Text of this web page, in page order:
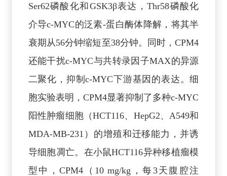
Ser62磷酸化和GSK3β表达，Thr58磷酸化
介导c-MYC的泛素-蛋白酶体降解，将其半
衰期从56分钟缩短至38分钟。同时，CPM4
还能干扰c-MYC与共转录因子MAX的异源
二聚化，抑制c-MYC下游基因的表达。细
胞实验表明，CPM4显著抑制了多种c-MYC
阳性肿瘤细胞（HCT116、HepG2、A549和
MDA-MB-231）的增殖和迁移能力，并诱
导细胞凋亡。在小鼠HCT116异种移植瘤模
型中，CPM4（10 mg/kg，每3天腹腔注